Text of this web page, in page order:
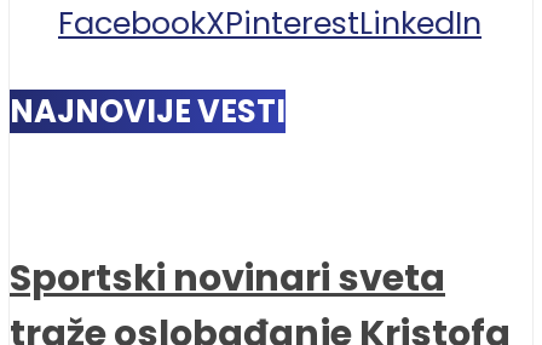
FacebookXPinterestLinkedIn
NAJNOVIJE VESTI
Sportski novinari sveta
traže oslobađanje Kristofa